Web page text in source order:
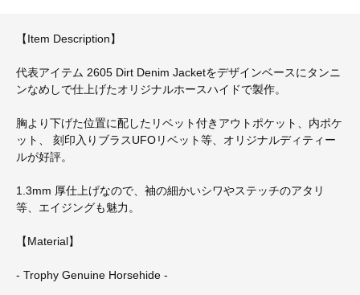
【Item Description】
代表アイテム 2605 Dirt Denim Jacketをデザインベースにタンニ
ンなめしで仕上げたオリジナルホースハイドで製作。
胸より下げた位置に配したリベット付きアウトポケット、内ポケ
ット、 刻印入りブラスUFOリベット等、オリジナルディティー
ルが好評。
1.3mm 厚仕上げなので、袖の細かいシワやステッチのアタリ
等、エイジングも魅力。
【Material】
- Trophy Genuine Horsehide -